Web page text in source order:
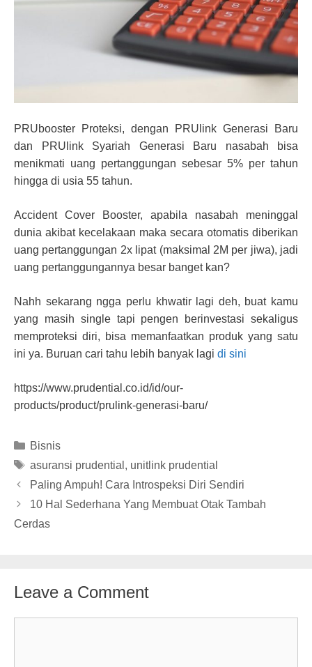
PRUbooster Proteksi, dengan PRUlink Generasi Baru
dan PRUlink Syariah Generasi Baru nasabah bisa
menikmati uang pertanggungan sebesar 5% per tahun
hingga di usia 55 tahun.
Accident Cover Booster, apabila nasabah meninggal
dunia akibat kecelakaan maka secara otomatis diberikan
uang pertanggungan 2x lipat (maksimal 2M per jiwa), jadi
uang pertanggungannya besar banget kan?
Nahh sekarang ngga perlu khwatir lagi deh, buat kamu
yang masih single tapi pengen berinvestasi sekaligus
memproteksi diri, bisa memanfaatkan produk yang satu
ini ya. Buruan cari tahu lebih banyak lagi di sini
https://www.prudential.co.id/id/our-
products/product/prulink-generasi-baru/
Categories
Bisnis
Tags
asuransi prudential , unitlink prudential
Paling Ampuh! Cara Introspeksi Diri Sendiri
10 Hal Sederhana Yang Membuat Otak Tambah
Cerdas
Leave a Comment